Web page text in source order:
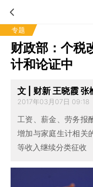
专题
财政部：个税
计和论证中
文 | 财新 王晓霞 张
2017年03月07日 09:18
工资、薪金、劳务报
增加与家庭生计相关
等收入继续分类征收